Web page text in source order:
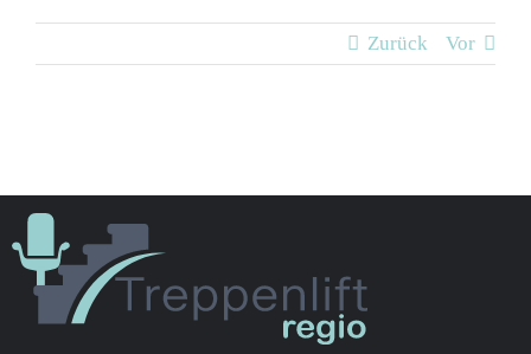
Zurück Vor